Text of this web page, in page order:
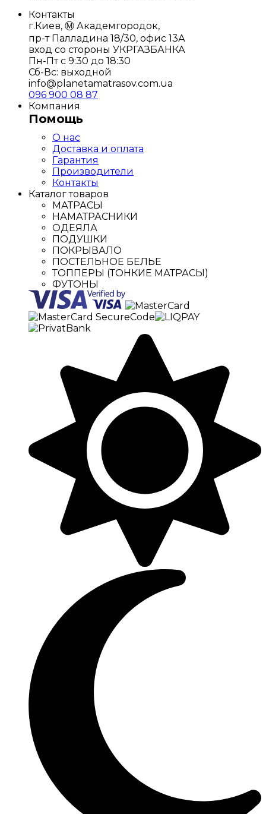
Контакты
г.Киев, Ⓜ️ Академгородок,
пр-т Палладина 18/30, офис 13А
вход со стороны УКРГАЗБАНКА
Пн-Пт с 9:30 до 18:30
Сб-Вс: выходной
info@planetamatrasov.com.ua
096 900 08 87
Компания
Помощь
О нас
Доставка и оплата
Гарантия
Производители
Контакты
Каталог товаров
МАТРАСЫ
НАМАТРАСНИКИ
ОДЕЯЛА
ПОДУШКИ
ПОКРЫВАЛО
ПОСТЕЛЬНОЕ БЕЛЬЕ
ТОППЕРЫ (ТОНКИЕ МАТРАСЫ)
ФУТОНЫ